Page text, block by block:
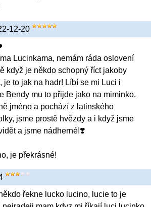
12-20
Lucinkama, nemám ráda oslovení
když je někdo schopný říct jakoby
je to jak na hadr! Líbí se mi Luci i
Bendy mu to přijde jako na miminko.
jméno a pochází z latinského
jsme prostě hvězdy a i když jsme
a jsme nádherné!❣️
je překrásné!
řekne lucko lucino, lucie to je